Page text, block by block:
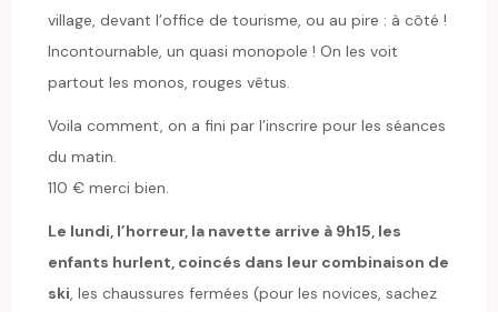
village, devant l’office de tourisme, ou au pire : à côté !
Incontournable, un quasi monopole ! On les voit
partout les monos, rouges vêtus.
Voila comment, on a fini par l’inscrire pour les séances
du matin.
110 € merci bien.
Le lundi, l’horreur, la navette arrive à 9h15, les
enfants hurlent, coincés dans leur combinaison de
ski, les chaussures fermées (pour les novices, sachez